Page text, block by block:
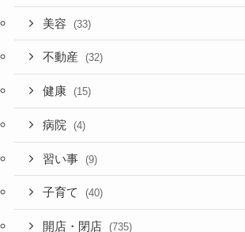
美容 (33)
不動産 (32)
健康 (15)
病院 (4)
習い事 (9)
子育て (40)
開店・閉店 (735)